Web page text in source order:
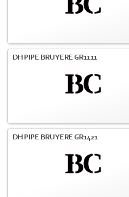
DH PIPE BRUYERE GR1111
DH PIPE BRUYERE GR1421